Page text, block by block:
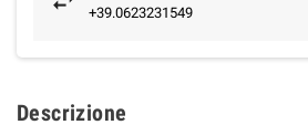
+39.0623231549
Descrizione